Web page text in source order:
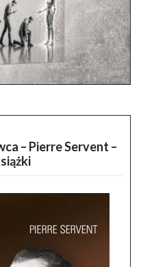
– Pierre Servent –